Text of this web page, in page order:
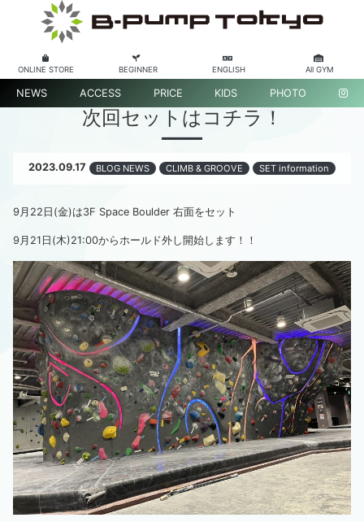
ONLINE STORE BEGINNER ENGLISH All GYM
NEWS ACCESS PRICE KIDS PHOTO
次回セットはコチラ！
2023.09.17 BLOG NEWS CLIMB & GROOVE SET information
9月22日(金)は3F Space Boulder 右面をセット
9月21日(木)21:00からホールド外し開始します！！